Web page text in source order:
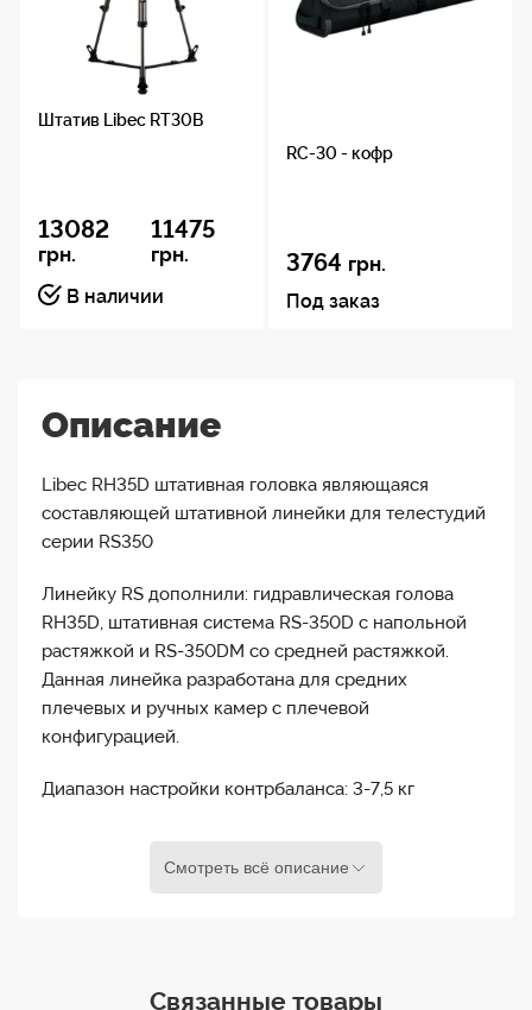
Штатив Libec RT30B
13082
грн.
11475
грн.
В наличии
RC-30 - кофр
3764 грн.
Под заказ
Описание
Libec RH35D штативная головка являющаяся
составляющей штативной линейки для телестудий
серии RS350
Линейку RS дополнили: гидравлическая голова
RH35D, штативная система RS-350D с напольной
растяжкой и RS-350DM со средней растяжкой.
Данная линейка разработана для средних
плечевых и ручных камер с плечевой
конфигурацией.
Диапазон настройки контрбаланса: 3-7,5 кг
Смотреть всё описание
Связанные товары